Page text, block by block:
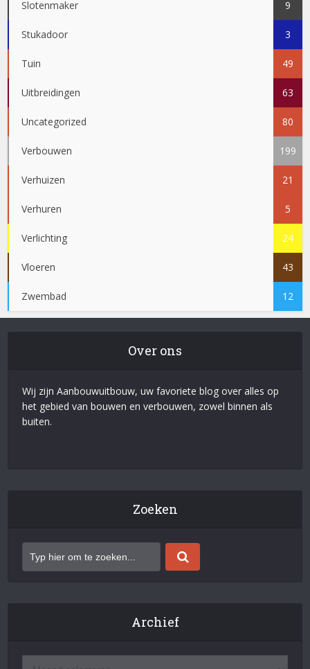
Slotenmaker 9
Stukadoor 3
Tuin 49
Uitbreidingen 63
Uncategorized 80
Verbouwen 199
Verhuizen 21
Verhuren 5
Verlichting 24
Vloeren 43
Zwembad 12
Over ons
Wij zijn Aanbouwuitbouw, uw favoriete blog over alles op
het gebied van bouwen en verbouwen, zowel binnen als
buiten.
Zoeken
Archief